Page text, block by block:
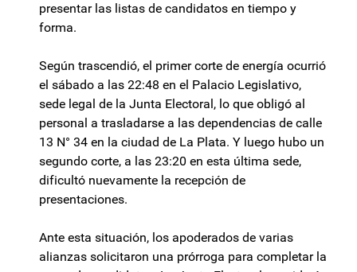
presentar las listas de candidatos en tiempo y
forma.
Según trascendió, el primer corte de energía ocurrió
el sábado a las 22:48 en el Palacio Legislativo,
sede legal de la Junta Electoral, lo que obligó al
personal a trasladarse a las dependencias de calle
13 N° 34 en la ciudad de La Plata. Y luego hubo un
segundo corte, a las 23:20 en esta última sede,
dificultó nuevamente la recepción de
presentaciones.
Ante esta situación, los apoderados de varias
alianzas solicitaron una prórroga para completar la